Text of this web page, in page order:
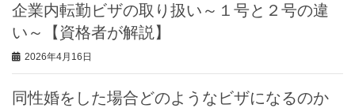
企業内転勤ビザの取り扱い～１号と２号の違
い～【資格者が解説】
2026年4月16日
同性婚をした場合どのようなビザになるのか